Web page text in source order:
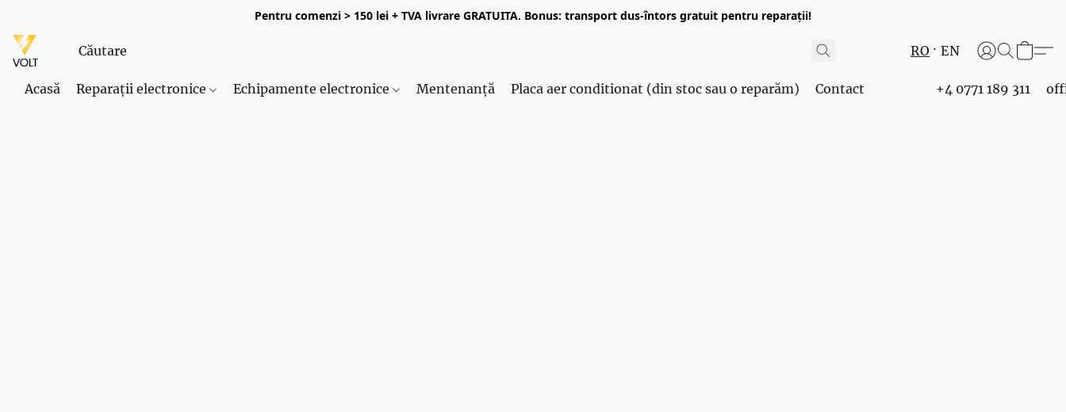
Pentru comenzi > 150 lei + TVA livrare GRATUITA. Bonus: transport dus-întors gratuit pentru reparații!
RO EN
Acasă Reparații electronice Echipamente electronice Mentenanță Placa aer conditionat (din stoc sau o reparăm) Contact +4 0771 189 311